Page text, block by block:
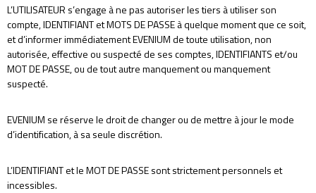
L’UTILISATEUR s’engage à ne pas autoriser les tiers à utiliser son
compte, IDENTIFIANT et MOTS DE PASSE à quelque moment que ce soit,
et d’informer immédiatement EVENIUM de toute utilisation, non
autorisée, effective ou suspecté de ses comptes, IDENTIFIANTS et/ou
MOT DE PASSE, ou de tout autre manquement ou manquement
suspecté.
EVENIUM se réserve le droit de changer ou de mettre à jour le mode
d’identification, à sa seule discrétion.
L’IDENTIFIANT et le MOT DE PASSE sont strictement personnels et
incessibles.